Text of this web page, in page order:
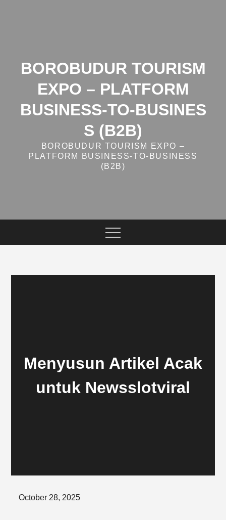
BOROBUDUR TOURISM
EXPO – PLATFORM
BUSINESS‑TO‑BUSINES
S (B2B)
BOROBUDUR TOURISM EXPO –
PLATFORM BUSINESS‑TO‑BUSINESS
(B2B)
Menyusun Artikel Acak
untuk Newsslotviral
Posted
October 28, 2025